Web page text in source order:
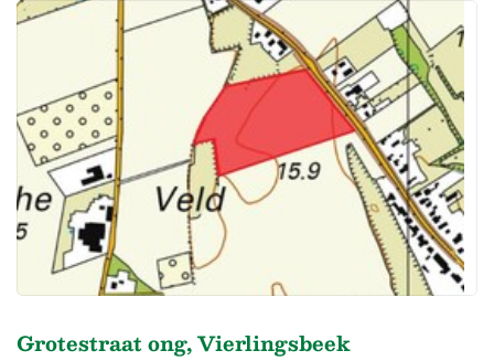
Grotestraat ong, Vierlingsbeek